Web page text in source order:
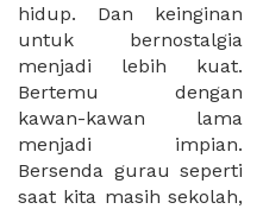
hidup. Dan keinginan
untuk bernostalgia
menjadi lebih kuat.
Bertemu dengan
kawan-kawan lama
menjadi impian.
Bersenda gurau seperti
saat kita masih sekolah,
Tidak perlu kita
membuat kepanitiaan
ditengah segudang
kesibukan. Tentukan
hari, dan waktu luang
kawan-kawan kita.
XWORK akan
menampilkan berbagai